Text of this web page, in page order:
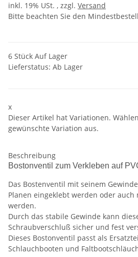
inkl. 19% USt. , zzgl. Versand
Bitte beachten Sie den
6 Stück Auf Lager
Lieferstatus: Ab Lager
x
Dieser Artikel hat Variationen.
gewünschte Variation aus.
Beschreibung
Bostonventil zum Verkleben auf
Das Bostenventil mit seinem
Planen eingeklebt werden oder auch
werden.
Durch das stabile Gewinde kann
Schraubverschluß sicher und fest
Dieses Bostonventil passt als
Schlauchbooten und